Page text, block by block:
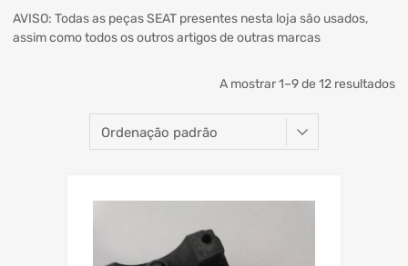
AVISO: Todas as peças SEAT presentes nesta loja são usados,
assim como todos os outros artigos de outras marcas
A mostrar 1–9 de 12 resultados